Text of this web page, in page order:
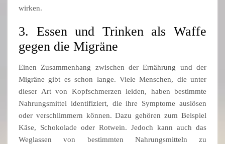
wirken.
3. Essen und Trinken als Waffe
gegen die Migräne
Einen Zusammenhang zwischen der Ernährung und der
Migräne gibt es schon lange. Viele Menschen, die unter
dieser Art von Kopfschmerzen leiden, haben bestimmte
Nahrungsmittel identifiziert, die ihre Symptome auslösen
oder verschlimmern können. Dazu gehören zum Beispiel
Käse, Schokolade oder Rotwein. Jedoch kann auch das
Weglassen von bestimmten Nahrungsmitteln zu